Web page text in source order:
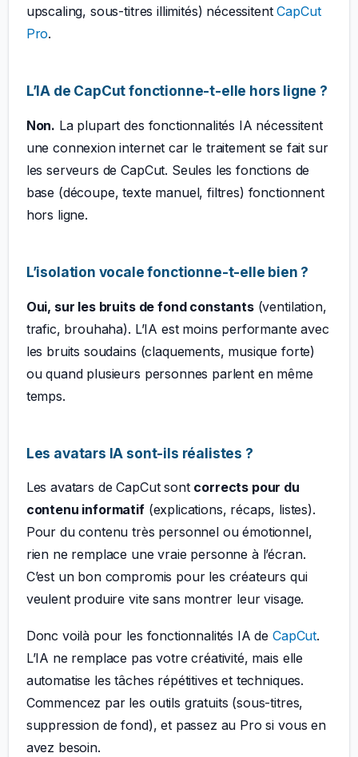
upscaling, sous-titres illimités) nécessitentCapCut
Pro.
L’IA de CapCut fonctionne-t-elle hors ligne ?
Non. La plupart des fonctionnalités IA nécessitent
une connexion internet car le traitement se fait sur
les serveurs de CapCut. Seules les fonctions de
base (découpe, texte manuel, filtres) fonctionnent
hors ligne.
L’isolation vocale fonctionne-t-elle bien ?
Oui, sur les bruits de fond constants(ventilation,
trafic, brouhaha). L’IA est moins performante avec
les bruits soudains (claquements, musique forte)
ou quand plusieurs personnes parlent en même
temps.
Les avatars IA sont-ils réalistes ?
Les avatars de CapCut sont corrects pour du
contenu informatif(explications, récaps, listes).
Pour du contenu très personnel ou émotionnel,
rien ne remplace une vraie personne à l’écran.
C’est un bon compromis pour les créateurs qui
veulent produire vite sans montrer leur visage.
Donc voilà pour les fonctionnalités IA de CapCut.
L’IA ne remplace pas votre créativité, mais elle
automatise les tâches répétitives et techniques.
Commencez par les outils gratuits (sous-titres,
suppression de fond), et passez au Pro si vous en
avez besoin.